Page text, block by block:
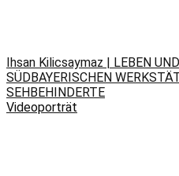
Ihsan Kilicsaymaz | LEBEN
SÜDBAYERISCHEN
SEHBEHINDERTE
Videoporträt